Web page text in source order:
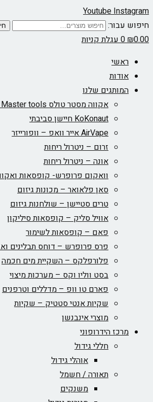
YoutubeInstagram
חיפוש עבור:
₪0.00
0עגלת קניות
ראשי
אודות
המותגים שלנו
אקווה מסטר טולס Aqua Master tools
KoKonaut חיישן סביבתי
AirVape אייר וואפ – וופורייזר
זרום – ניטרול ריחות
אונה – ניטרול ריחות
וואקום פרופרש- קופסאות
סאן פלאואר – מכונות גיזום
טרים סטיישן – שולחנות גיזום
אוויל סליק – קופסאות סיליקון
פאם – קופסאות לשימור
פרס פרופרש – דוחס תבלינים
פלורפלקס – השקיית מים חכמה
בסט ווליו וקס – מערכות מיצוי
פארם טו וופ – מדללים וטרפנים
שקיות אנטי סטטיק – שקיות
מוצרי אינבנשן
מרכז הידרופוני
חללי גידול
אוהלי גידול
תאורה / חשמל
משנקים